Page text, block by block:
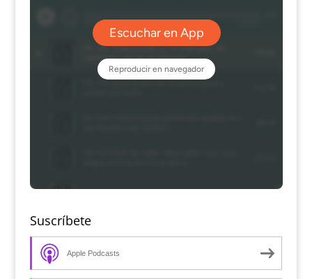
Suscríbete
Apple Podcasts